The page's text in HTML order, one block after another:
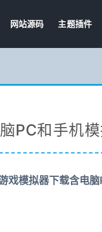
网站源码 主题插件
PC和手机
戏模拟器下载含电